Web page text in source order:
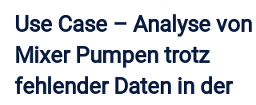
ulrikesedlaczek5
1. Juli 2022
3 Min. Lesezeit
Maintenance Management
Use Case – Analyse von